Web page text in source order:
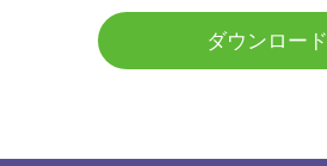
ダウンロード